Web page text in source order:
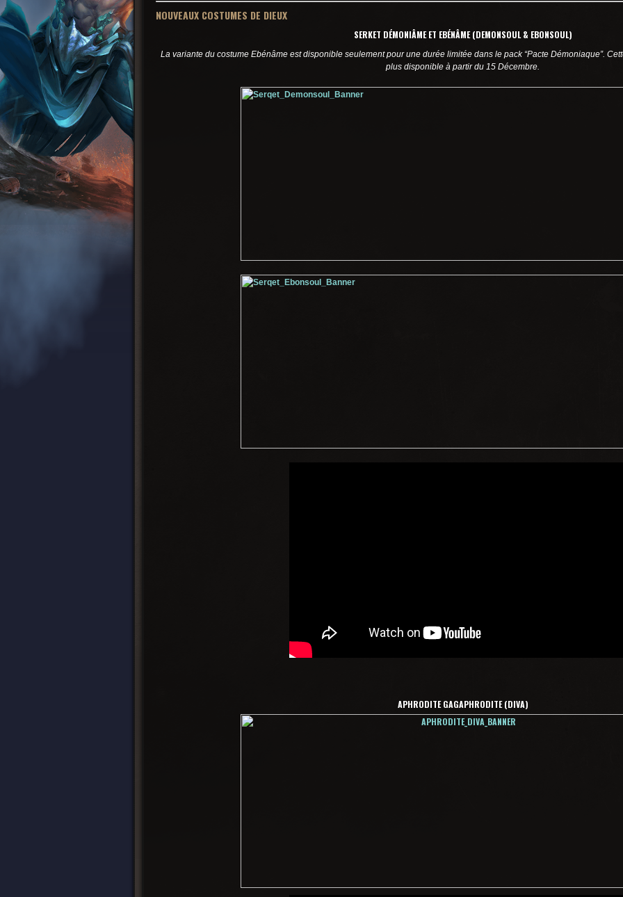
NOUVEAUX COSTUMES DE DIEUX
SERKET DÉMONIÂME ET EBÉNÂME (DEMONSOUL & EBONSOUL)
La variante du costume Ebénâme est disponible seulement pour une durée limitée dans le pack “Pacte Démoniaque”.
plus disponible à partir du 15 Décembre.
APHRODITE GAGAPHRODITE (DIVA)